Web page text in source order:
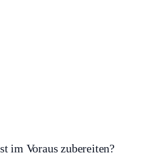
im Voraus zubereiten?